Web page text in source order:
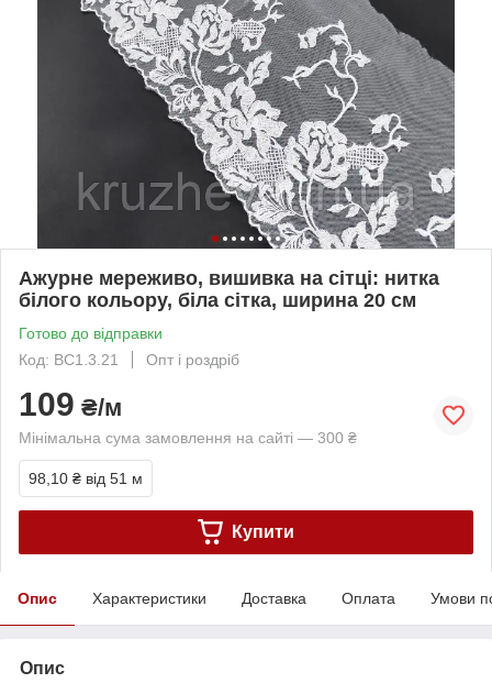
Ажурне мереживо, вишивка на сітці: нитка
білого кольору, біла сітка, ширина 20 см
Готово до відправки
Код: ВС1.3.21
Опт і роздріб
109 ₴/м
Мінімальна сума замовлення на сайті — 300 ₴
98,10 ₴ від 51 м
Купити
Опис Характеристики Доставка Оплата Умови
Опис